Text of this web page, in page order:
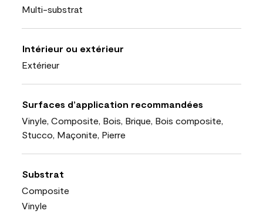
Multi-substrat
Intérieur ou extérieur
Extérieur
Surfaces d’application recommandées
Vinyle, Composite, Bois, Brique, Bois composite,
Stucco, Maçonite, Pierre
Substrat
Composite
Vinyle